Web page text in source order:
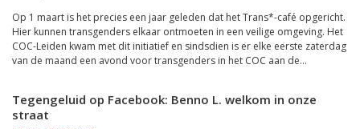
Op 1 maart is het precies een jaar geleden dat het Trans*-café opgericht.
Hier kunnen transgenders elkaar ontmoeten in een veilige omgeving. Het
COC-Leiden kwam met dit initiatief en sindsdien is er elke eerste zaterdag
van de maand een avond voor transgenders in het COC aan de...
Tegengeluid op Facebook: Benno L. welkom in onze
straat